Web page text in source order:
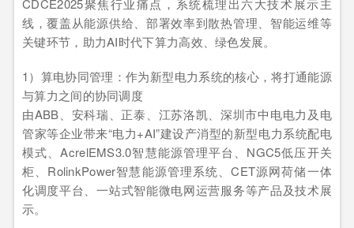
CDCE2025聚焦行业痛点，系统梳理出六大技术展示主
线，覆盖从能源供给、部署效率到散热管理、智能运维等
关键环节，助力AI时代下算力高效、绿色发展。
1）算电协同管理：作为新型电力系统的核心，将打通能源
与算力之间的协同调度
由ABB、安科瑞、正泰、江苏洛凯、深圳市中电电力及电
管家等企业带来“电力+AI”建设产消型的新型电力系统配电
模式、AcrelEMS3.0智慧能源管理平台、NGC5低压开关
柜、RolinkPower智慧能源管理系统、CET源网荷储一体
化调度平台、一站式智能微电网运营服务等产品及技术展
示。